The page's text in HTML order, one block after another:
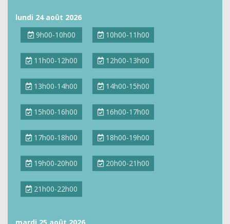
lundi 24 août 2026
9h00-10h00
10h00-11h00
11h00-12h00 12h00-13h00
13h00-14h00 14h00-15h00
15h00-16h00 16h00-17h00
17h00-18h00 18h00-19h00
19h00-20h00 20h00-21h00
21h00-22h00
mardi 25 août 2026